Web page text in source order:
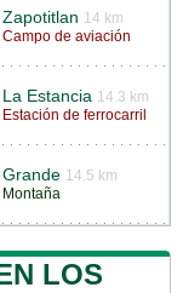
Zapotitlan 14 km
Campo de aviación
La Estancia 14.3 km
Estación de ferrocarril
Grande 14.5 km
Montaña
LOS